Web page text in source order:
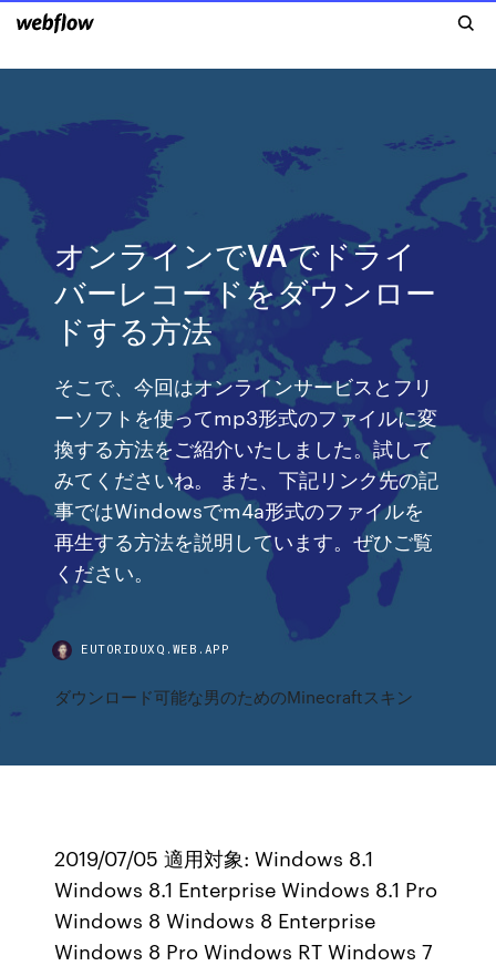
オンラインでVAでドライ
バーレコードをダウンロー
ドする方法
そこで、今回はオンラインサービスとフリ
ーソフトを使ってmp3形式のファイルに変
換する方法をご紹介いたしました。試して
みてくださいね。 また、下記リンク先の記
事ではWindowsでm4a形式のファイルを
再生する方法を説明しています。ぜひご覧
ください。
EUTORIDUXQ.WEB.APP
ダウンロード可能な男のためのMinecraftスキン
2019/07/05 適用対象: Windows 8.1
Windows 8.1 Enterprise Windows 8.1 Pro
Windows 8 Windows 8 Enterprise
Windows 8 Pro Windows RT Windows 7